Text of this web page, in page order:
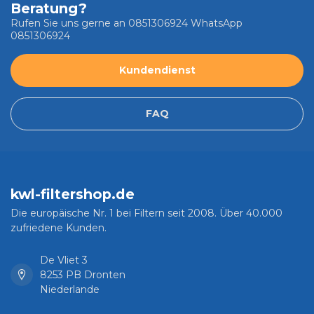
Beratung?
Rufen Sie uns gerne an 0851306924 WhatsApp
0851306924
Kundendienst
FAQ
kwl-filtershop.de
Die europäische Nr. 1 bei Filtern seit 2008. Über 40.000
zufriedene Kunden.
De Vliet 3
8253 PB Dronten
Niederlande